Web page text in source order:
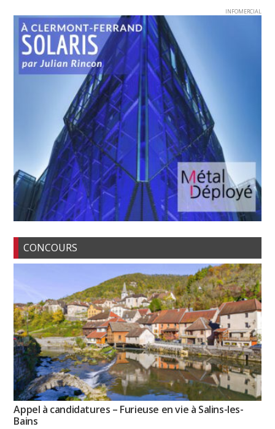
INFOMERCIAL
CONCOURS
Appel à candidatures – Furieuse en vie à Salins-les-
Bains